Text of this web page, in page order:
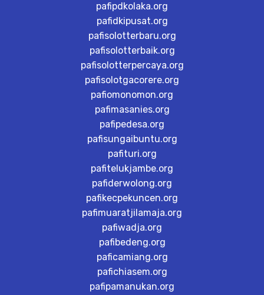
pafipdkolaka.org
pafidkipusat.org
pafisolotterbaru.org
pafisolotterbaik.org
pafisolotterpercaya.org
pafisolotgacorere.org
pafiomonomon.org
pafimasanies.org
pafipedesa.org
pafisungaibuntu.org
pafituri.org
pafitelukjambe.org
pafiderwolong.org
pafikecpekuncen.org
pafimuaratjilamaja.org
pafiwadja.org
pafibedeng.org
paficamiang.org
pafichiasem.org
pafipamanukan.org